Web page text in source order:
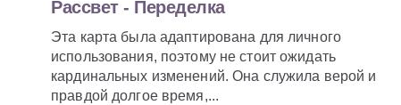
Рассвет - Переделка
Эта карта была адаптирована для личного
использования, поэтому не стоит ожидать
кардинальных изменений. Она служила верой и
правдой долгое время,...